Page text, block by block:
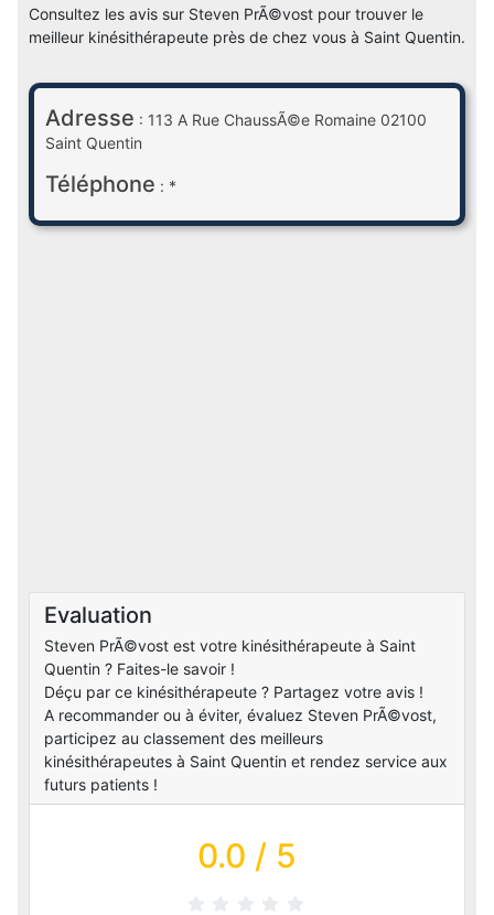
Consultez les avis sur Steven PrÃ©vost pour trouver le
meilleur kinésithérapeute près de chez vous à Saint Quentin.
Adresse : 113 A Rue ChaussÃ©e Romaine 02100
Saint Quentin
Téléphone : *
Evaluation
Steven PrÃ©vost est votre kinésithérapeute à Saint
Quentin ? Faites-le savoir !
Déçu par ce kinésithérapeute ? Partagez votre avis !
A recommander ou à éviter, évaluez Steven PrÃ©vost,
participez au classement des meilleurs
kinésithérapeutes à Saint Quentin et rendez service aux
futurs patients !
0.0 / 5